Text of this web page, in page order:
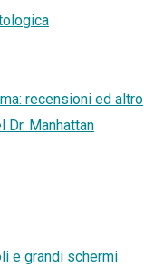
recensioni ed altro
Dr. Manhattan
e grandi schermi